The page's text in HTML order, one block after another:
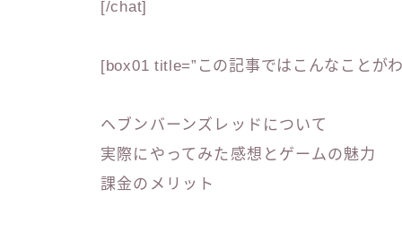
[/chat]
[box01 title=”この記事ではこんなことが
ヘブンバーンズレッドについて
実際にやってみた感想とゲームの魅力
課金のメリット